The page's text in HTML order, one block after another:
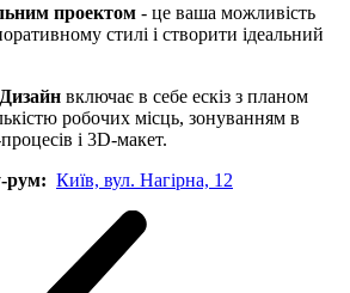
проектом - це ваша можливість
стилі і створити ідеальний
включає в себе ескіз з планом
робочих місць, зонуванням в
і 3D-макет.
рум: Київ, вул. Нагірна, 12